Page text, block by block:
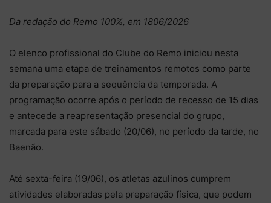
Da redação do Remo 100%, em 1806/2026
O elenco profissional do Clube do Remo iniciou nesta
semana uma etapa de treinamentos remotos como parte
da preparação para a sequência da temporada. A
programação ocorre após o período de recesso de 15 dias
e antecede a reapresentação presencial do grupo,
marcada para este sábado (20/06), no período da tarde, no
Baenão.
Até sexta-feira (19/06), os atletas azulinos cumprem
atividades elaboradas pela preparação física, que podem